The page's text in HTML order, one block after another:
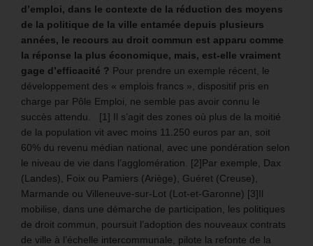
d’emploi, dans le contexte de la réduction des moyens
de la politique de la ville entamée depuis plusieurs
années, le recours au droit commun est apparu comme
la réponse la plus économique, mais, est-elle vraiment
gage d’efficacité ? Pour prendre un exemple récent, le
développement des « emplois francs », dispositif pris en
charge par Pôle Emploi, ne semble pas avoir connu le
succès attendu. [1] Il s’agit des zones où plus de la moitié
de la population vit avec moins 11.250 euros par an, soit
60% du revenu médian national, avec une pondération selon
le niveau de vie dans l’agglomération. [2]Par exemple, Dax
(Landes), Foix ou Pamiers (Ariège), Guéret (Creuse),
Marmande ou Villeneuve-sur-Lot (Lot-et-Garonne) [3]Il
mobilise, dans une démarche de participation, les politiques
de droit commun, poursuit l’adoption des nouveaux contrats
de ville à l’échelle intercommunale, pilote la refonte de la